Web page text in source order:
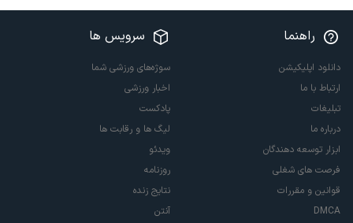
راهنما
دانلود اپلیکیشن
ارتباط با ما
تبلیغات
درباره ما
ابزار توسعه دهندگان
فرصت های شغلی
قوانین و مقررات
DMCA
سرویس ها
سوژه‌های ورزشی شما
اخبار ورزشی
پادکست
لیگ ها و رقابت ها
ویدئو
روزنامه
نتایج زنده
آنتن